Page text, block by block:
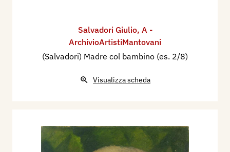
Salvadori Giulio, A -
ArchivioArtistiMantovani
(Salvadori) Madre col bambino (es. 2/8)
Visualizza scheda